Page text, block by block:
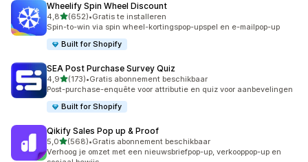
Wheelify Spin Wheel Discount
4,8van 5 sterren
(652)
652 recensies in totaal
•Gratis te installeren
Spin-to-win via spin wheel-kortingspop-upspel en e-mailpop-up
Built for Shopify
SEA Post Purchase Survey Quiz
4,9van 5 sterren
(173)
173 recensies in totaal
•Gratis abonnement beschikbaar
Post-purchase-enquête voor attributie en quiz voor aanbevelingen
Built for Shopify
Qikify Sales Pop up & Proof
5,0van 5 sterren
(568)
568 recensies in totaal
•Gratis abonnement beschikbaar
Verhoog je omzet met een nieuwsbriefpop-up, verkooppop-up en